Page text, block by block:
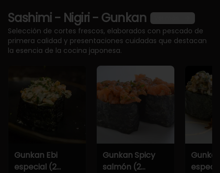
Sashimi - Nigiri - Gunkan
Selección de cortes frescos, elaborados con pescado de
primera calidad y presentaciones cuidadas que destacan
la esencia de la cocina japonesa.
Gunkan Ebi
especial (2
Gunkan Spicy
salmón (2